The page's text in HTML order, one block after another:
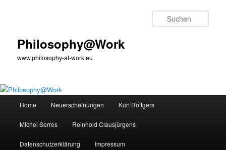
Philosophy@Work
www.philosophy-at-work.eu
Home Neuerscheinungen Kurt Röttgers
Michel Serres Reinhold Clausjürgens
Datenschutzerklärung Impressum